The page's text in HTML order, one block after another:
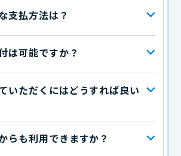
支払方法は？
は可能ですか？
いただくにはどうすれば良い
らも利用できますか？